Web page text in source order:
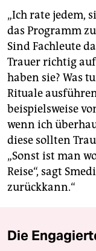
„Ich rate jedem,
das Programm
Sind Fachleute
Trauer richtig
haben sie? Was
Rituale
beispielsweise
wenn ich
diese sollten
„Sonst ist man
Reise“, sagt
zurückkann.“
Die